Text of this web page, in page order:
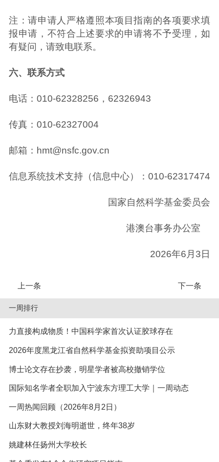
注：请申请人严格遵照本项目指南的各项要求填
报申请，不符合上述要求的申请将不予受理，如
有疑问，请致电联系。
六、联系方式
电话：010-62328256，62326943
传真：010-62327004
邮箱：hmt@nsfc.gov.cn
信息系统技术支持（信息中心）：010-62317474
国家自然科学基金委员会
港澳台事务办公室
2026年6月3日
上一条 下一条
一周排行
力直接构成物质！中国科学家首次认证胶球存在
2026年度黑龙江省自然科学基金拟资助项目公示
博士论文存在抄袭，明星学者被高校撤销学位
国际知名学者全职加入宁波东方理工大学｜一周动态
一周热闻回顾（2026年8月2日）
山东财大教授刘海明逝世，终年38岁
姚建林任扬州大学校长